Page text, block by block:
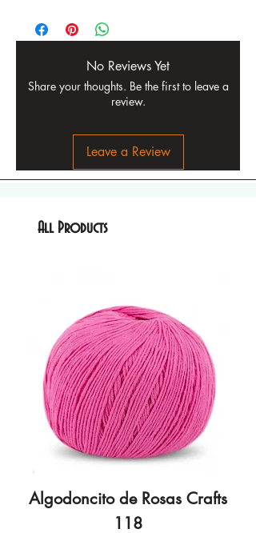
No Reviews Yet
Share your thoughts. Be the first to leave a
review.
Leave a Review
All Products
Algodoncito de Rosas Crafts
118